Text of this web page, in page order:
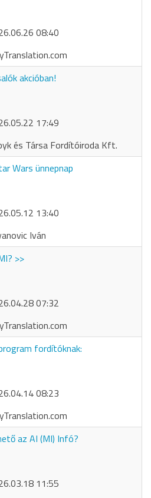
08:40
akcióban!
17:49
és Társa Fordítóiroda Kft.
Wars ünnepnap
13:40
Iván
>>
07:32
fordítóknak:
08:23
az AI (MI) Infó?
11:55